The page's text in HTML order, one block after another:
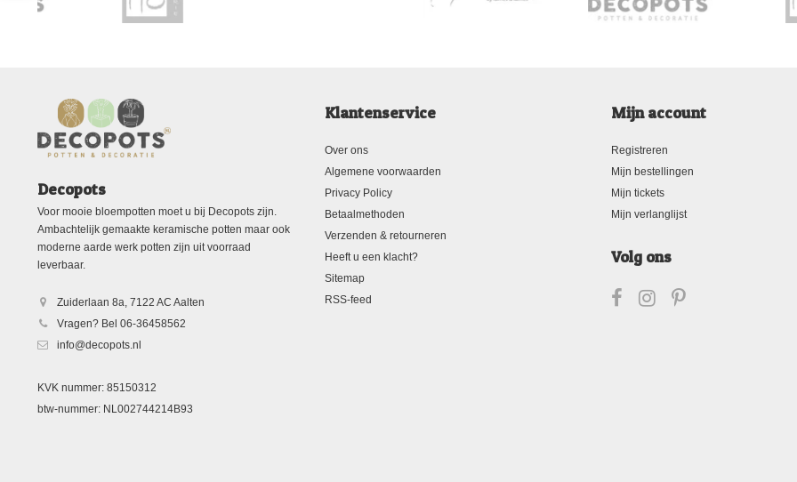
Decopots
Voor mooie bloempotten moet u bij Decopots zijn.
Ambachtelijk gemaakte keramische potten maar ook
moderne aarde werk potten zijn uit voorraad
leverbaar.
Zuiderlaan 8a, 7122 AC Aalten
Vragen? Bel 06-36458562
info@decopots.nl
KVK nummer: 85150312
btw-nummer: NL002744214B93
Klantenservice
Over ons
Algemene voorwaarden
Privacy Policy
Betaalmethoden
Verzenden & retourneren
Heeft u een klacht?
Sitemap
RSS-feed
Mijn account
Registreren
Mijn bestellingen
Mijn tickets
Mijn verlanglijst
Volg ons